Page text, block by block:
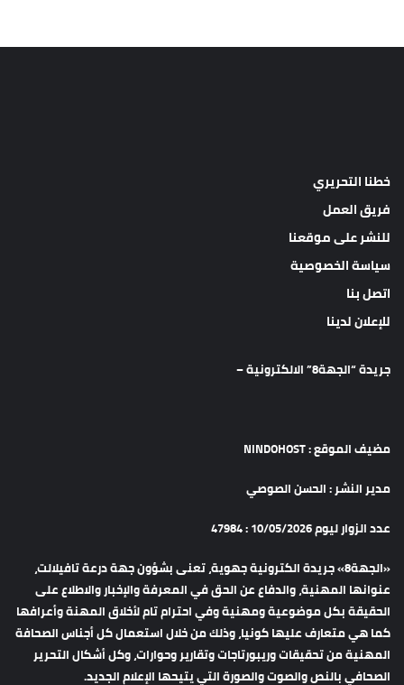
خطنا التحريري
فريق العمل
للنشر على موقعنا
سياسة الخصوصية
اتصل بنا
للإعلان لدينا
جريدة “الجهة8” الالكترونية –
مضيف الموقع : NINDOHOST
مدير النشر : الحسن الصوصي
عدد الزوار ليوم 10/05/2026 : 47984
«الجهة8» جريدة الكترونية جهوية، تعنى بشؤون جهة درعة تافيلالت،
عنوانها المهنية، والدفاع عن الحق في المعرفة والإخبار والاطلاع على
الحقيقة بكل موضوعية ومهنية وفي احترام تام لأخلاق المهنة وأعرافها
كما هي متعارف عليها كونيا، وذلك من خلال استعمال كل أجناس الصحافة
المهنية من تحقيقات وريبورتاجات وتقارير وحوارات، وكل أشكال التحرير
الصحافي بالنص والصوت والصورة التي يتيحها الإعلام الجديد.